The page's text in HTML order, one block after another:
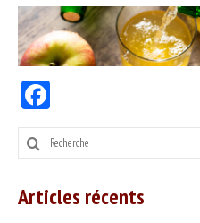
Actualités
PRODUITS
Autres produits
Rechercher
:
Articles récents